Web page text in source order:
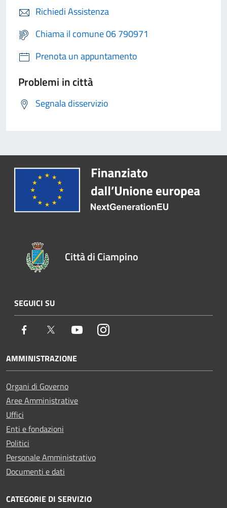
Richiedi Assistenza
Chiama il comune 06 790971
Prenota un appuntamento
Problemi in città
Segnala disservizio
Città di Ciampino
SEGUICI SU
Facebook Twitter YoutubeInstagram
AMMINISTRAZIONE
Organi di Governo
Aree Amministrative
Uffici
Enti e fondazioni
Politici
Personale Amministrativo
Documenti e dati
CATEGORIE DI SERVIZIO